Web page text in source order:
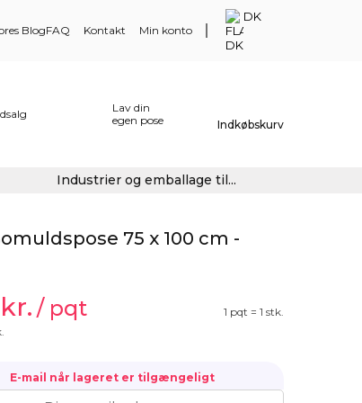
BlogFAQ Kontakt Min konto
DK
Lav din
egen pose
Indkøbskurv
Industrier og emballage til...
75 x 100 cm -
kr. / pqt
1 pqt = 1 stk.
E-mail når lageret er tilgængeligt